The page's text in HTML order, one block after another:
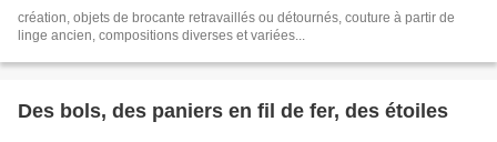
création, objets de brocante retravaillés ou détournés, couture à partir de
linge ancien, compositions diverses et variées...
Des bols, des paniers en fil de fer, des étoiles